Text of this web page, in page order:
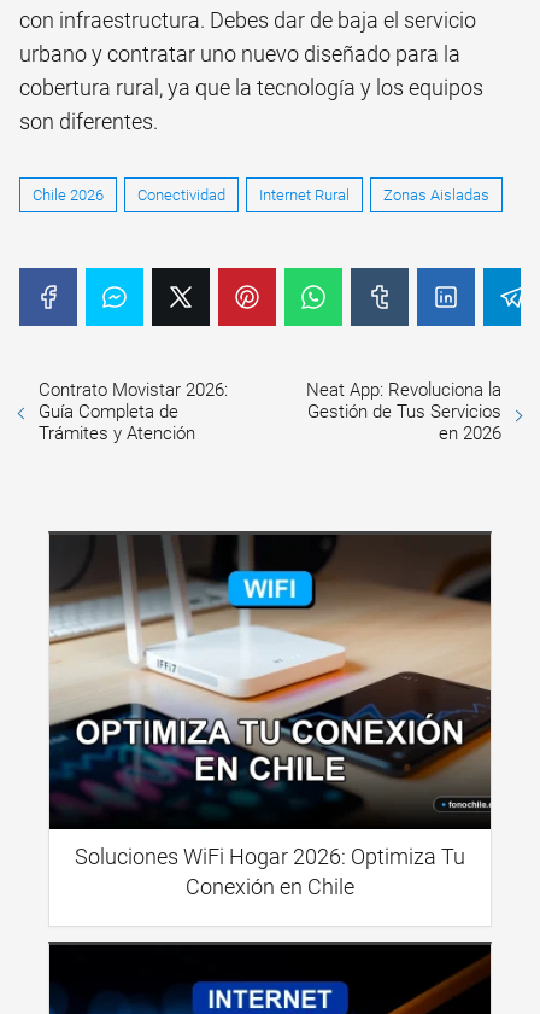
con infraestructura. Debes dar de baja el servicio
urbano y contratar uno nuevo diseñado para la
cobertura rural, ya que la tecnología y los equipos
son diferentes.
Chile 2026 Conectividad Internet Rural Zonas Aisladas
Contrato Movistar 2026:
Guía Completa de
Trámites y Atención
Neat App: Revoluciona la
Gestión de Tus Servicios
en 2026
Soluciones WiFi Hogar 2026: Optimiza Tu
Conexión en Chile